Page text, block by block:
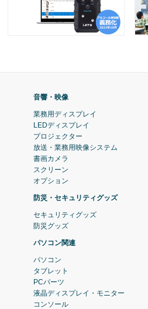
音響・映像
業務用ディスプレイ
LEDディスプレイ
プロジェクター
放送・業務用映像システム
書画カメラ
スクリーン
オプション
防災・セキュリティグッズ
セキュリティグッズ
防災グッズ
パソコン関連
パソコン
タブレット
PCパーツ
液晶ディスプレイ・モニター
コンソール